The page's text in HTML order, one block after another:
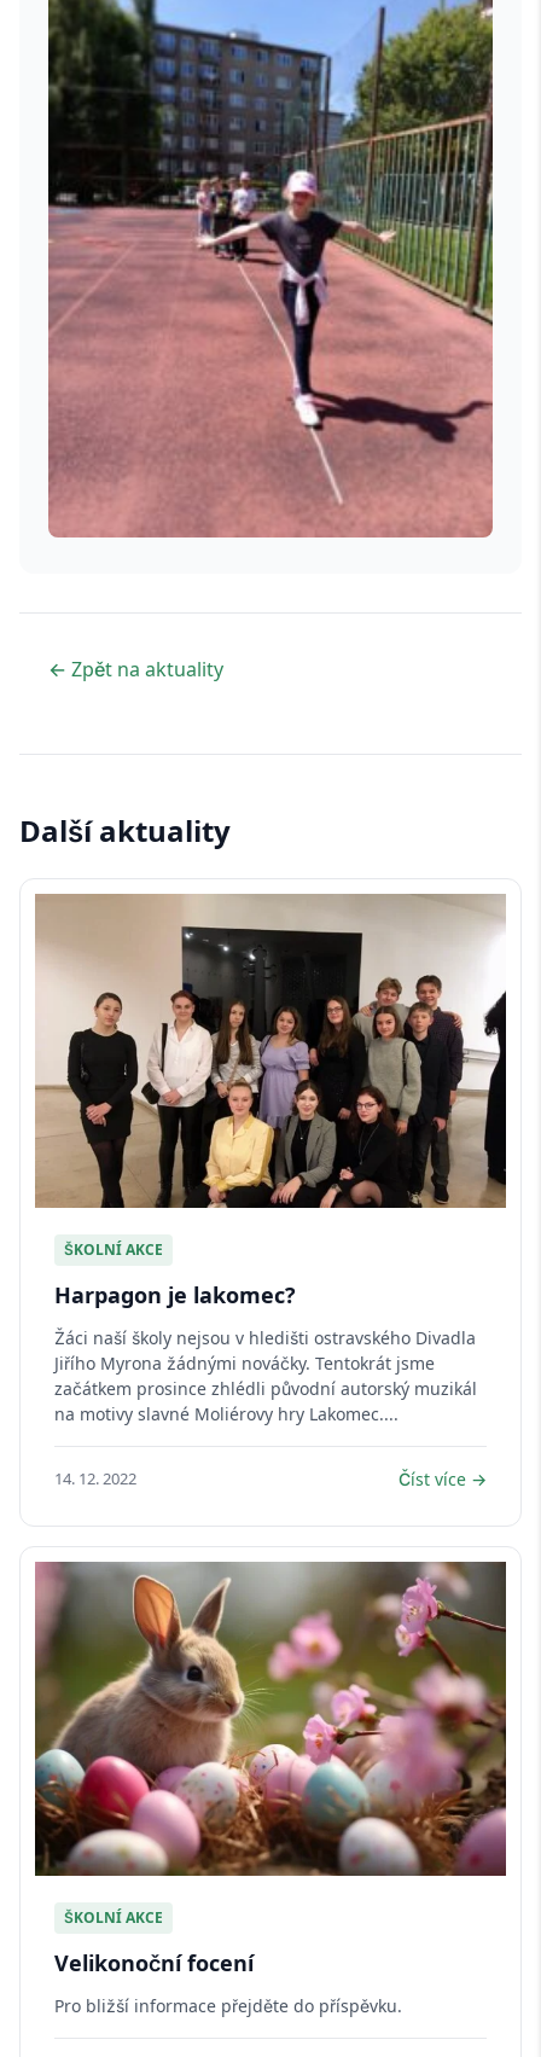
← Zpět na aktuality
Další aktuality
ŠKOLNÍ AKCE
Harpagon je lakomec?
Žáci naší školy nejsou v hledišti ostravského Divadla
Jiřího Myrona žádnými nováčky. Tentokrát jsme
začátkem prosince zhlédli původní autorský muzikál
na motivy slavné Moliérovy hry Lakomec....
14. 12. 2022 Číst více →
ŠKOLNÍ AKCE
Velikonoční focení
Pro bližší informace přejděte do příspěvku.